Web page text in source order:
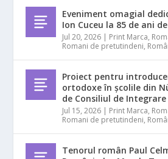
Eveniment omagial
Ion Cuceu la 85 de ani
Jul 20, 2026 | Print Marca,
Romani de pretutindeni,
Proiect pentru
ortodoxe în școlile din
de Consiliul de
Jul 15, 2026 | Print Marca,
Romani de pretutindeni,
Tenorul român Paul